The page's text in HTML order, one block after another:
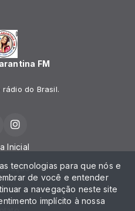
FM
do Brasil.
Inicial
tecnologias para que nós e
de você e entender
a navegação neste site
implícito à nossa